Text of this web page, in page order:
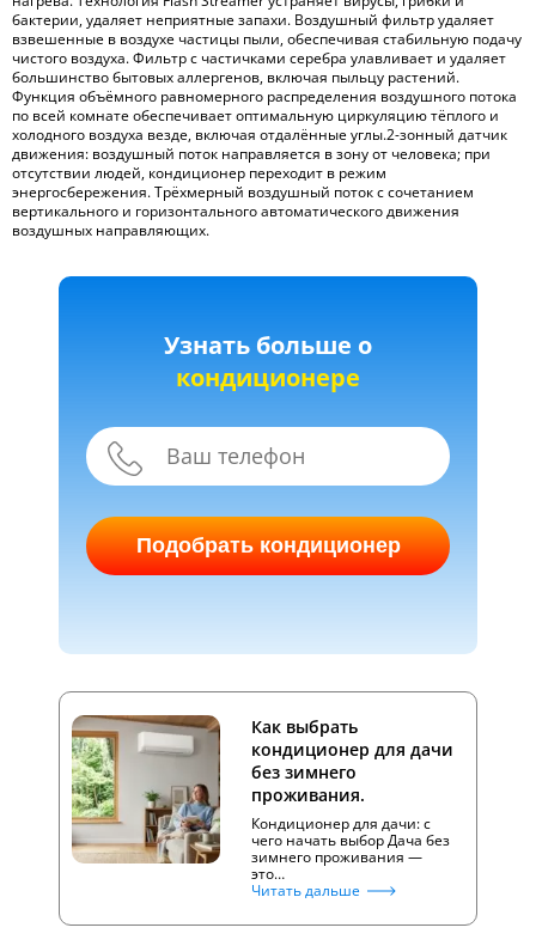
бактерии, удаляет неприятные запахи. Воздушный фильтр удаляет
взвешенные в воздухе частицы пыли, обеспечивая стабильную подачу
чистого воздуха. Фильтр с частичками серебра улавливает и удаляет
большинство бытовых аллергенов, включая пыльцу растений.
Функция объёмного равномерного распределения воздушного потока
по всей комнате обеспечивает оптимальную циркуляцию тёплого и
холодного воздуха везде, включая отдалённые углы.2-зонный датчик
движения: воздушный поток направляется в зону от человека; при
отсутствии людей, кондиционер переходит в режим
энергосбережения. Трёхмерный воздушный поток с сочетанием
вертикального и горизонтального автоматического движения
воздушных направляющих.
Узнать больше о
кондиционере
Подобрать кондиционер
Как выбрать
кондиционер для дачи
без зимнего
проживания.
Кондиционер для дачи: с
чего начать выбор Дача без
зимнего проживания —
это…
Читать дальше